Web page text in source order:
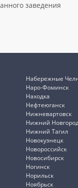
заведения
Набережные
Наро-Фоминск
Находка
Нефтеюганск
Нижневартовск
Нижний
Нижний Тагил
Новокузнецк
Новороссийск
Новосибирск
Ногинск
Норильск
Ноябрьск